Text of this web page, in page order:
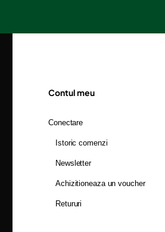
Contul meu
Conectare
Istoric comenzi
Newsletter
Achizitioneaza un voucher
Retururi